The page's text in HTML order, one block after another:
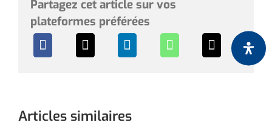
Partagez cet article sur vos
plateformes préférées
Articles similaires